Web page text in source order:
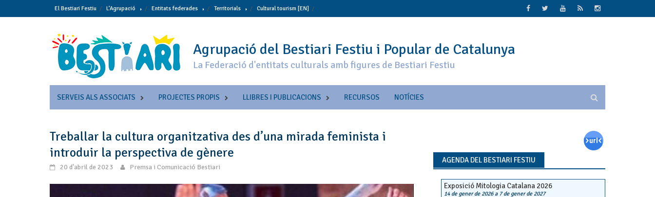
to
El Bestiari Festiu L’Agrupació Entitats federades Territorials Cultural tourism [EN]
Agrupació del Bestiari Festiu i Popular de Catalunya
La Federació d'entitats culturals amb figures de Bestiari Festiu
SERVEIS ALS ASSOCIATS PROJECTES PROPIS LLIBRES I PUBLICACIONS RECURSOS NOTÍCIES
Treballar la cultura organitzativa des d’una mirada feminista i
introduir la perspectiva de gènere
20 d'abril de 2023 Premsa i Comunicació Bestiari
AGENDA DEL BESTIARI FESTIU
Exposició Mitologia Catalana 2026
14 de gener de 2026a 7 de gener de 2027